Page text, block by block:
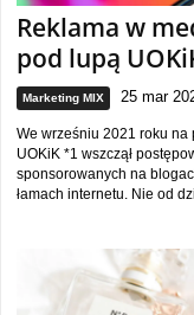
Reklama w
pod lupą
Marketing MIX 25 mar
We wrześniu 2021 roku na
UOKiK *1 wszczął
sponsorowanych na
łamach internetu. Nie od